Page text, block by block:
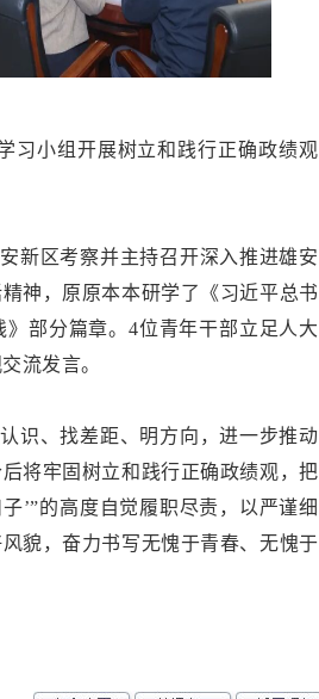
习小组开展树立和践行正确政绩观
新区考察并主持召开深入推进雄安
神，原原本本研学了《习近平总书
部分篇章。 4位青年干部立足人大
流发言。
识、找差距、明方向，进一步推动
将牢固树立和践行正确政绩观，把
’”的高度自觉履职尽责，以严谨细
貌，奋力书写无愧于青春、无愧于